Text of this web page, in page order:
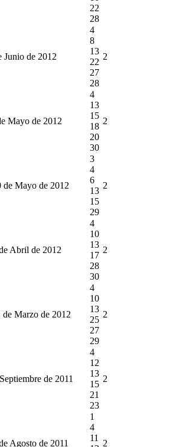
22
28
Junio de 2012
4
8
13
22
27
28
2
Mayo de 2012
4
13
15
18
20
30
2
Mayo de 2012
3
4
6
13
15
29
2
Abril de 2012
4
10
13
17
28
30
2
Marzo de 2012
4
10
13
25
27
29
2
de 2011
4
12
13
15
21
23
2
Agosto de 2011
1
4
11
2